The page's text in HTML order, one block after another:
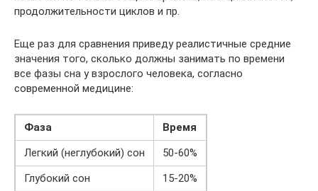
продолжительности циклов и пр.
Еще раз для сравнения приведу реалистичные средние
значения того, сколько должны занимать по времени
все фазы сна у взрослого человека, согласно
современной медицине:
Фаза
Время
Легкий (неглубокий) сон
50-60%
Глубокий сон
15-20%